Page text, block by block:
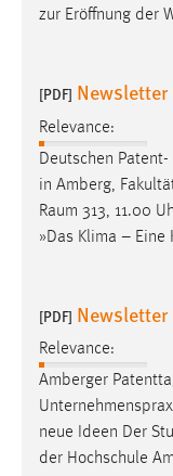
zur Eröffnung der
[PDF]
Relevance:
Deutschen
in Amberg,
Raum 313, 11.00
»Das Klima –
[PDF]
Relevance:
Amberger
neue Ideen Der
der Hochschule